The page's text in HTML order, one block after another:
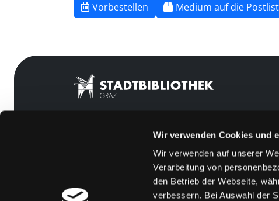
Wir verwenden Cookies und
Wir verwenden auf unserer
Verarbeitung von
den Betrieb der Webseite,
verbessern. Bei Auswahl der
Vorbestellen Medium auf die
Feedback
Kontakt
Über uns